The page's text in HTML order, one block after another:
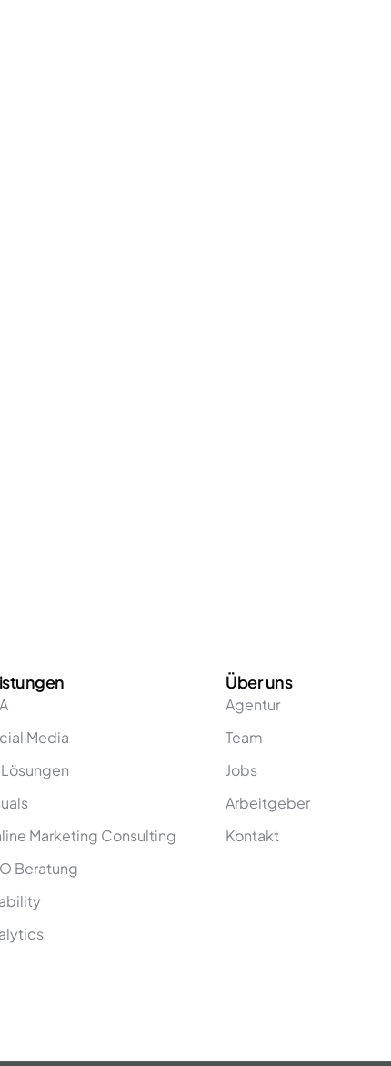
Media
Marketing Consulting
Beratung
Über uns
Agentur
Team
Jobs
Arbeitgeber
Kontakt